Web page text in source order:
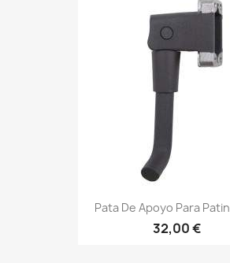
Pata De Apoyo Para
32,00 €